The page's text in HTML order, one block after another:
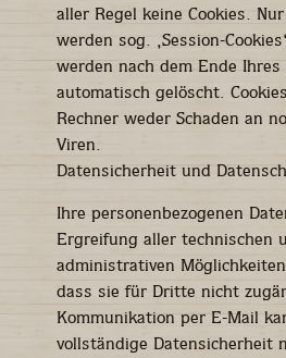
aller Regel keine Cookies.
werden sog. ‚Session-
werden nach dem Ende Ihres
automatisch gelöscht.
Rechner weder Schaden an
Viren.
Datensicherheit und
Ihre personenbezogenen
Ergreifung aller technischen
administrativen
dass sie für Dritte nicht
Kommunikation per E-Mail
vollständige Datensicherheit